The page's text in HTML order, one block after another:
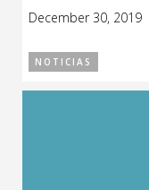
December 30, 2019
NOTICIAS